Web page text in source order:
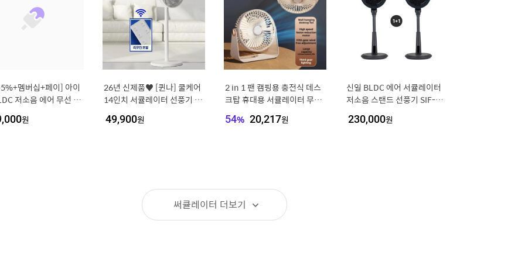
멤버십+페이] 아이
저소음 에어 무선 써
컨 스탠드 선풍기
원
26년 신제품♥ [퀸나] 쿨케어
14인치 서큘레이터 선풍기 15
49,900원
2 in 1 팬 캠핑용 충전식 데스
크탑 휴대용 서큘레이터 무선
기 LED 야간 조명 팬 사무실
54% 20,217원
신일 BLDC 에어 서큘레이터
저소음 스탠드 선풍기 SIF-PA
230,000원
써큘레이터 더보기